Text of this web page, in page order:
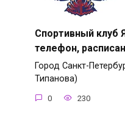
Спортивный клуб
телефон,
Город Санкт-
Типанова)
0 230